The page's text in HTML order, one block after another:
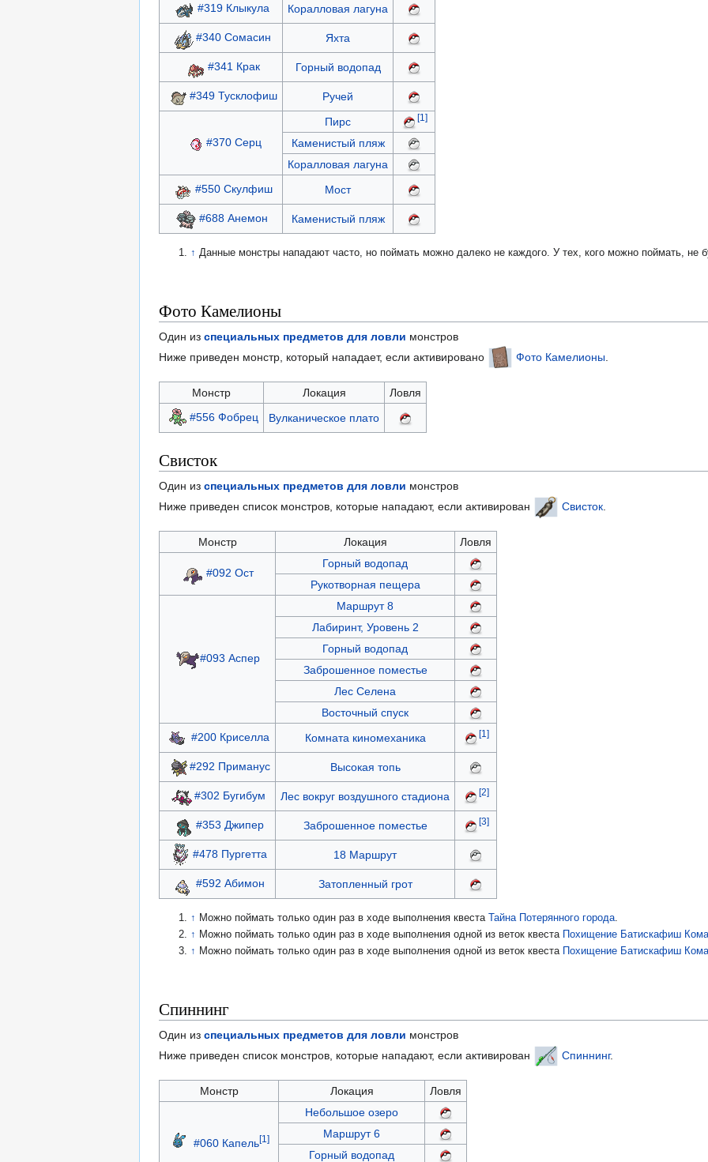
#319 Клыкула Коралловая лагуна
#340 Сомасин Яхта
#341 Крак Горный водопад
#349 Тусклофиш Ручей
#370 Серц
Пирс [1]
Каменистый пляж
Коралловая лагуна
#550 Скулфиш
Мост
#688 Анемон Каменистый пляж
↑ Данные монстры нападают часто, но поймать можно далеко не каждого. У тех, кого можно поймать, не
Фото Камелионы
Один из специальных предметов для ловли монстров
Ниже приведен монстр, который нападает, если активировано
Фото Камелионы
Монстр Локация
Ловля
#556 Фобрец
Вулканическое плато
Свисток
Один из специальных предметов для ловли монстров
Ниже приведен список монстров, которые нападают, если активирован
Свисток
Монстр Локация Ловля
#092 Ост
Горный водопад
Рукотворная пещера
#093 Аспер
Маршрут 8
Лабиринт, Уровень 2
Горный водопад
Заброшенное поместье
Лес Селена
Восточный спуск
#200 Криселла
Комната киномеханика [1]
#292 Приманус Высокая топь
#302 Бугибум Лес вокруг воздушного стадиона [2]
#353 Джипер Заброшенное поместье [3]
#478 Пургетта 18 Маршрут
#592 Абимон Затопленный грот
↑ Можно поймать только один раз в ходе выполнения квестаТайна Потерянного города
↑ Можно поймать только один раз в ходе выполнения одной из веток квеста Похищение Батискафиш
↑ Можно поймать только один раз в ходе выполнения одной из веток квеста Похищение Батискафиш
Спиннинг
Один из специальных предметов для ловли монстров
Ниже приведен список монстров, которые нападают, если активирован
Спиннинг.
Монстр Локация Ловля
#060 Капель[1]
Небольшое озеро
Маршрут 6
Горный водопад